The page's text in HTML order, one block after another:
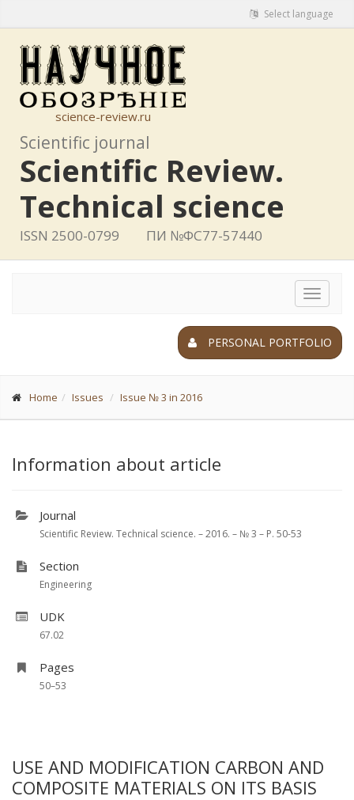
Select language
science-review.ru
Scientific journal
Scientific Review.
Technical science
ISSN 2500-0799 ПИ №ФС77-57440
Toggle
PERSONAL PORTFOLIO
Home Issues Issue № 3 in 2016
Information about article
Journal
Scientific Review. Technical science. – 2016. – № 3 – P. 50-53
Section
Engineering
UDK
67.02
Pages
50–53
USE AND MODIFICATION CARBON AND
COMPOSITE MATERIALS ON ITS BASIS